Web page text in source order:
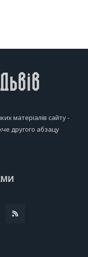
матеріалів сайту -
другого абзацу